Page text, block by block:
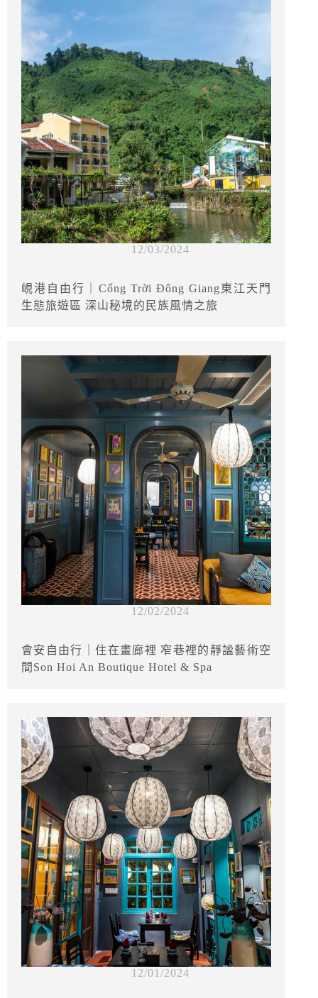
12/03/2024
峴港自由行｜Cổng Trời Đông Giang東江天門
生態旅遊區 深山秘境的民族風情之旅
12/02/2024
會安自由行｜住在畫廊裡 窄巷裡的靜謐藝術空
間Son Hoi An Boutique Hotel & Spa
12/01/2024